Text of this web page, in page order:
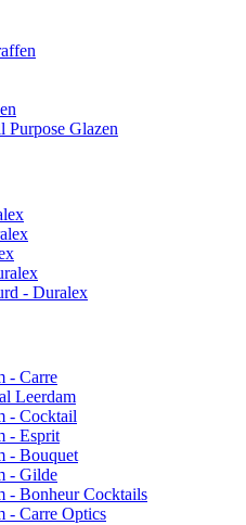
Glazen
- Duralex
- Carre
Leerdam
- Cocktail
- Esprit
- Bouquet
- Gilde
- Bonheur Cocktails
- Carre Optics